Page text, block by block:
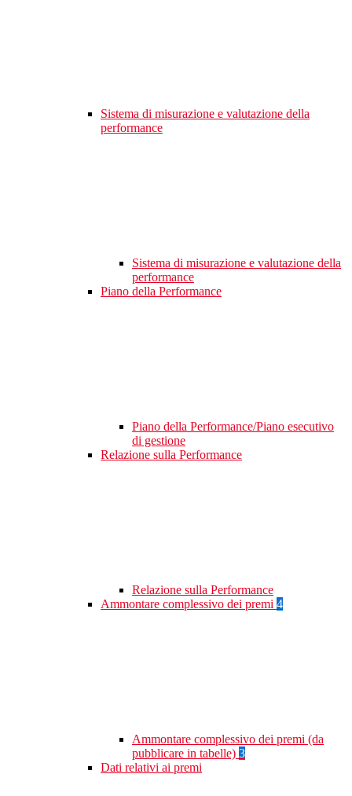
Sistema di misurazione e valutazione della
performance
Sistema di misurazione e valutazione della
performance
Piano della Performance
Piano della Performance/Piano esecutivo
di gestione
Relazione sulla Performance
Relazione sulla Performance
Ammontare complessivo dei premi 4
Ammontare complessivo dei premi (da
pubblicare in tabelle) 3
Dati relativi ai premi